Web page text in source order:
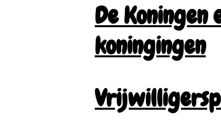
De Koningen
koningingen